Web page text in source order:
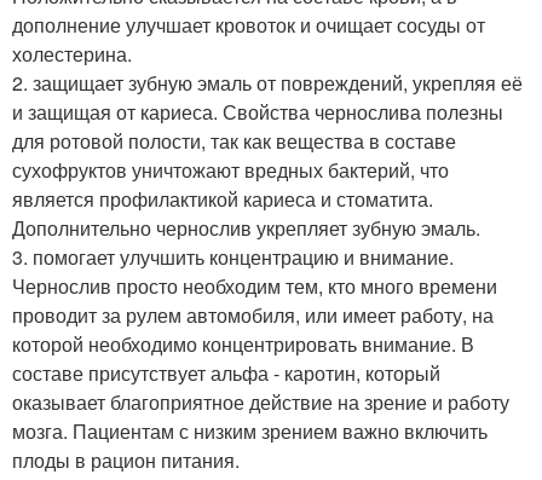
дополнение улучшает кровоток и очищает сосуды от
холестерина.
2. защищает зубную эмаль от повреждений, укрепляя её
и защищая от кариеса. Свойства чернослива полезны
для ротовой полости, так как вещества в составе
сухофруктов уничтожают вредных бактерий, что
является профилактикой кариеса и стоматита.
Дополнительно чернослив укрепляет зубную эмаль.
3. помогает улучшить концентрацию и внимание.
Чернослив просто необходим тем, кто много времени
проводит за рулем автомобиля, или имеет работу, на
которой необходимо концентрировать внимание. В
составе присутствует альфа - каротин, который
оказывает благоприятное действие на зрение и работу
мозга. Пациентам с низким зрением важно включить
плоды в рацион питания.